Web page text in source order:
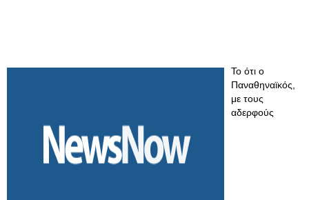
Το ότι ο
Παναθηναϊκός,
με τους
αδερφούς